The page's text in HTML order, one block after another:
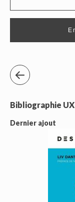
Bibliographie UX
Dernier ajout